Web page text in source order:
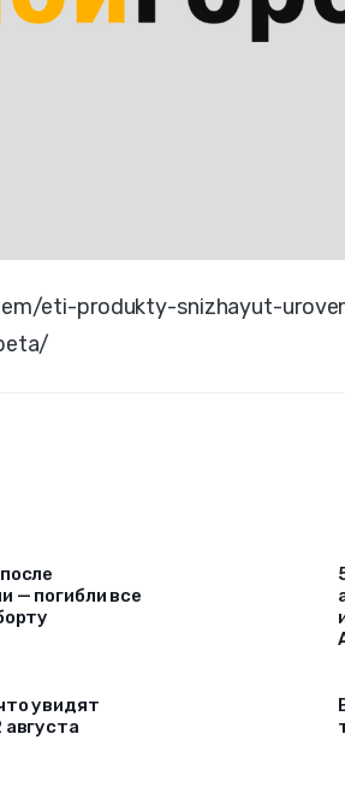
eti-produkty-snizhayut-
— погибли все
увидят